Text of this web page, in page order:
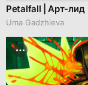
Petalfall | Арт-лид
Uma Gadzhieva